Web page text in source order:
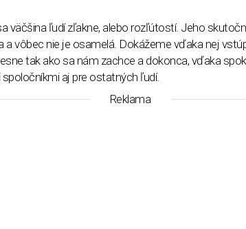
väčšina ľudí zľakne, alebo rozľútostí. Jeho
a vôbec nie je osamelá. Dokážeme vďaka nej
tak ako sa nám zachce a dokonca, vďaka
aj pre ostatných ľudí.
Reklama